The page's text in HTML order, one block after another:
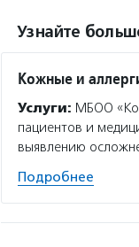
Узнайте
Кожные и
Услуги: МБОО
пациентов и
выявлению
Подробнее